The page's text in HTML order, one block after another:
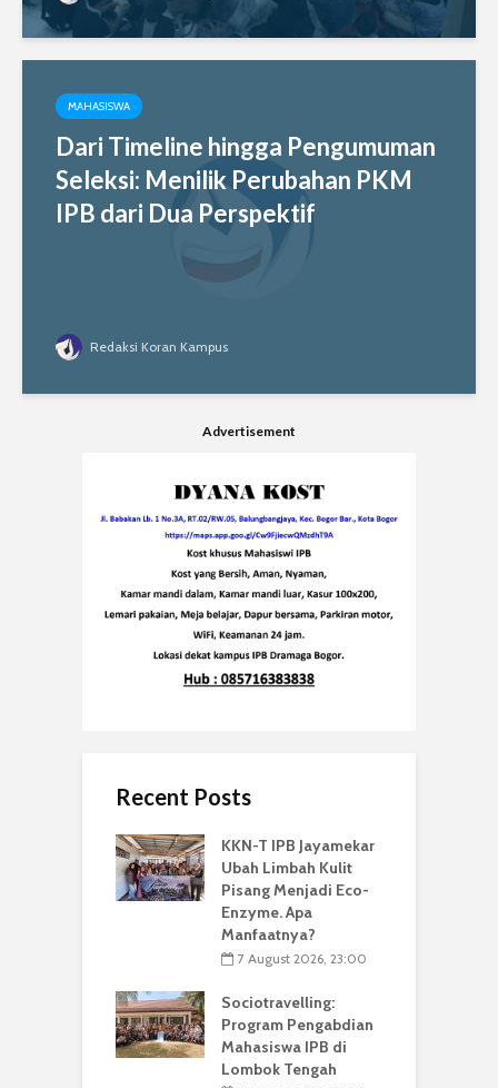
MAHASISWA
Dari Timeline hingga Pengumuman
Seleksi: Menilik Perubahan PKM
IPB dari Dua Perspektif
Redaksi Koran Kampus
Advertisement
Recent Posts
KKN-T IPB Jayamekar
Ubah Limbah Kulit
Pisang Menjadi Eco-
Enzyme. Apa
Manfaatnya?
7 August 2026, 23:00
Sociotravelling:
Program Pengabdian
Mahasiswa IPB di
Lombok Tengah